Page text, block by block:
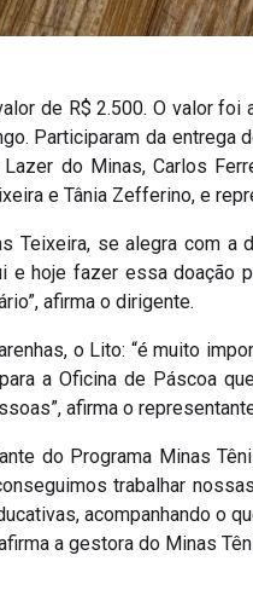
de R$ 2.500. O valor foi
Participaram da
do Minas, Carlos
e Tânia Zefferino, e
se alegra com a
hoje fazer essa doação
afirma o dirigente.
o Lito: “é muito
a Oficina de Páscoa
afirma o
do Programa Minas
trabalhar
acompanhando o
a gestora do Minas